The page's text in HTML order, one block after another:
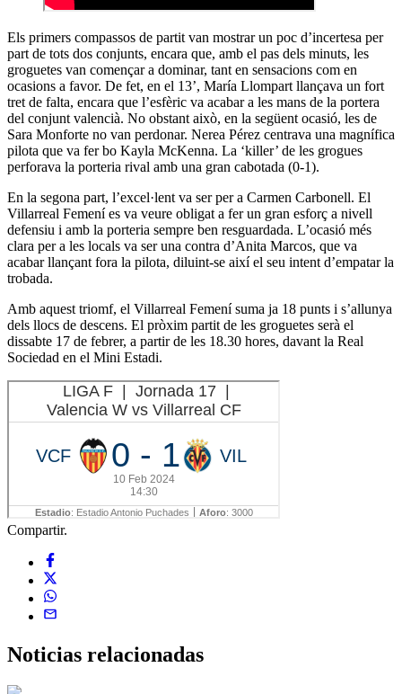
Els primers compassos de partit van mostrar un poc d’incertesa per
part de tots dos conjunts, encara que, amb el pas dels minuts, les
groguetes van començar a dominar, tant en sensacions com en
ocasions a favor. De fet, en el 13’, María Llompart llançava un fort
tret de falta, encara que l’esfèric va acabar a les mans de la portera
del conjunt valencià. No obstant això, en la següent ocasió, les de
Sara Monforte no van perdonar. Nerea Pérez centrava una magnífica
pilota que va fer bo Kayla McKenna. La ‘killer’ de les grogues
perforava la porteria rival amb una gran cabotada (0-1).
En la segona part, l’excel·lent va ser per a Carmen Carbonell. El
Villarreal Femení es va veure obligat a fer un gran esforç a nivell
defensiu i amb la porteria sempre ben resguardada. L’ocasió més
clara per a les locals va ser una contra d’Anita Marcos, que va
acabar llançant fora la pilota, diluint-se així el seu intent d’empatar la
trobada.
Amb aquest triomf, el Villarreal Femení suma ja 18 punts i s’allunya
dels llocs de descens. El pròxim partit de les groguetes serà el
dissabte 17 de febrer, a partir de les 18.30 hores, davant la Real
Sociedad en el Mini Estadi.
Compartir.
Noticias relacionadas